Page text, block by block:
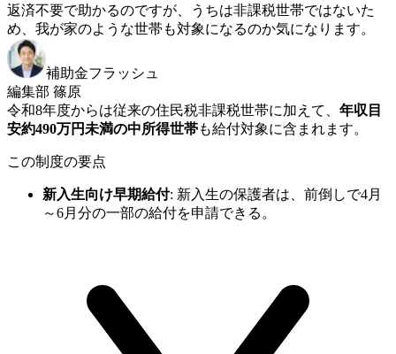
返済不要で助かるのですが、うちは非課税世帯ではないた
め、我が家のような世帯も対象になるのか気になります。
補助金フラッシュ
編集部 篠原
令和8年度からは従来の住民税非課税世帯に加えて、 年収目
安約490万円未満の中所得世帯も給付対象に含まれます。
この制度の要点
新入生向け早期給付: 新入生の保護者は、前倒しで4月
～6月分の一部の給付を申請できる。